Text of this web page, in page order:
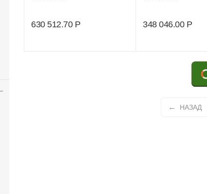
630 512.70 Р 348 046.00 Р
НАЗАД